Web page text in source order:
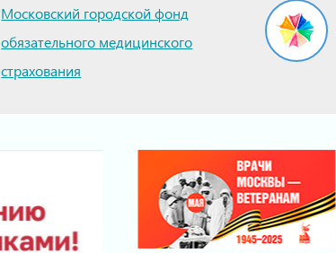
Московский городской фонд
обязательного медицинского
страхования